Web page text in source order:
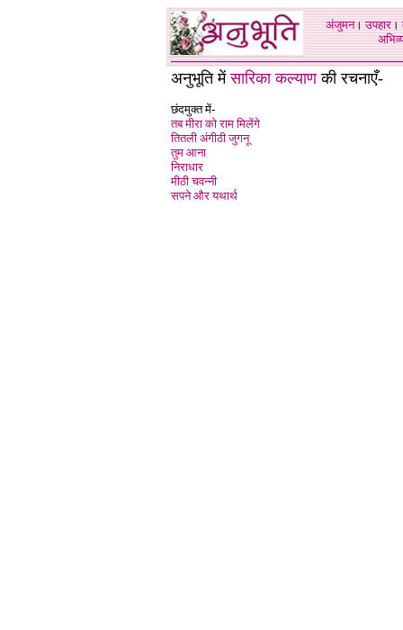
अंजुमन।उपहार।
अनुभूति मेंसारिका कल्याणकी रचनाएँ-
छंदमुक्त में-
तब मीरा को राम मिलेंगे
तितली अंगीठी जुगनू
तुम आना
निराधार
मीठी चवन्नी
सपने और यथार्थ